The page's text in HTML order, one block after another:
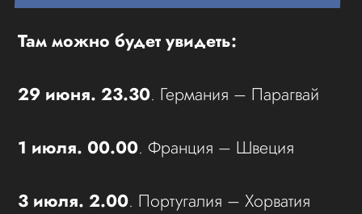
Там можно будет увидеть:
29 июня. 23.30. Германия – Парагвай
1 июля. 00.00. Франция – Швеция
3 июля. 2.00. Португалия – Хорватия